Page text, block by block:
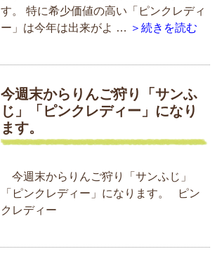
す。 特に希少価値の高い「ピンクレディ
ー」は今年は出来がよ … ＞続きを読む
今週末からりんご狩り「サンふ
じ」「ピンクレディー」になり
ます。
今週末からりんご狩り「サンふじ」
「ピンクレディー」になります。 ピン
クレディー